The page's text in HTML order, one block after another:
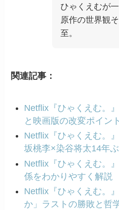
ひゃくえむが
原作の世界観
至。
関連記事：
Netflix『ひゃくえむ。
と映画版の改変ポイン
Netflix『ひゃくえむ。
坂桃李×染谷将太14年
Netflix『ひゃくえむ。
係をわかりやすく解説
Netflix『ひゃくえむ。
か」ラストの勝敗と哲